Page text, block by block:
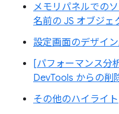
メモリパネルでの
名前の JS オブジェ
設定画面のデザイ
[パフォーマンス分
DevTools からの削
その他のハイライト